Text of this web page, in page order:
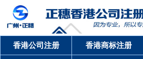
香港公司注册 香港商标注册